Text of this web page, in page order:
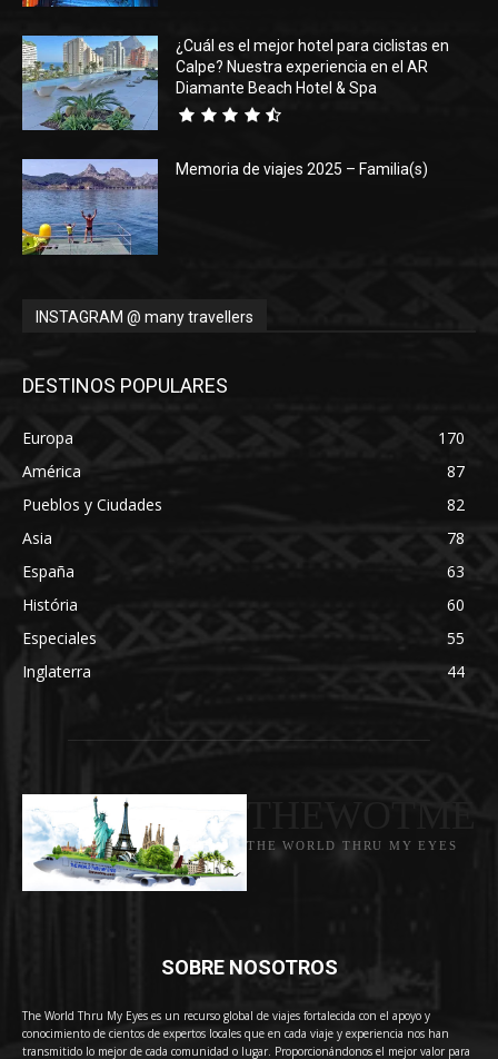
¿Cuál es el mejor hotel para ciclistas en
Calpe? Nuestra experiencia en el AR
Diamante Beach Hotel & Spa
Memoria de viajes 2025 – Familia(s)
INSTAGRAM @ many travellers
DESTINOS POPULARES
Europa
170
América
87
Pueblos y Ciudades
82
Asia
78
España
63
História
60
Especiales
55
Inglaterra
44
THE WORLD THRU MY EYES
SOBRE NOSOTROS
The World Thru My Eyes es un recurso global de viajes fortalecida con el apoyo y
conocimiento de cientos de expertos locales que en cada viaje y experiencia nos han
transmitido lo mejor de cada comunidad o lugar. Proporcionándonos el mejor valor para